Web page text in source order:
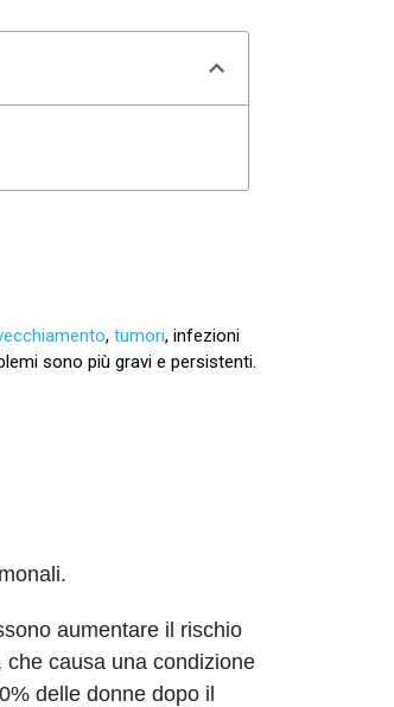
, tumori, infezioni
sono più gravi e persistenti.
aumentare il rischio
che causa una condizione
delle donne dopo il